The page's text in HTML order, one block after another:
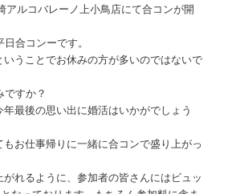
アルコバレーノ上小鳥店にて合コンが開
合コンーです。
いうことでお休みの方が多いのではないで
すか？
最後の思い出に婚活はいかがでしょう
お仕事帰りに一緒に合コンで盛り上がっ
れるように、参加者の皆さんにはビュッ